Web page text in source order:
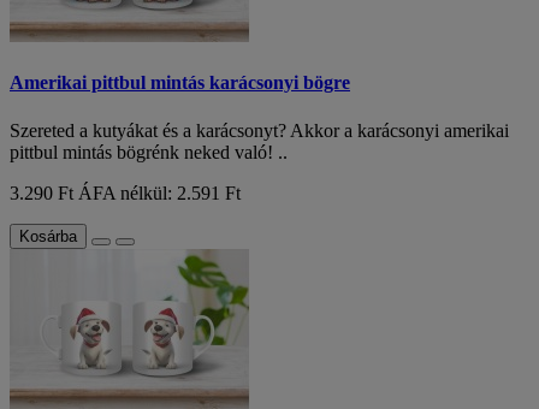
Amerikai pittbul mintás karácsonyi bögre
Szereted a kutyákat és a karácsonyt? Akkor a karácsonyi amerikai
pittbul mintás bögrénk neked való! ..
3.290 Ft ÁFA nélkül: 2.591 Ft
Kosárba